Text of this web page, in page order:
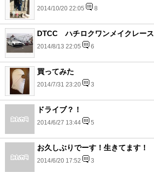
2014/10/20 22:05 8
DTCC ハチロクワンメイクレー
2014/8/13 22:05 6
買ってみた
2014/7/31 23:20 3
ドライブ？！
2014/6/27 13:44 5
お久しぶりでーす！生きてます！
2014/6/20 17:52 3